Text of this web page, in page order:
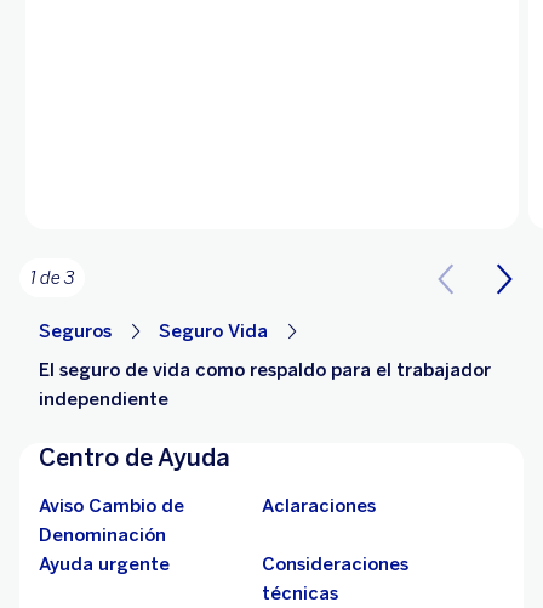
1 de 3
Seguros
Seguro Vida
El seguro de vida como respaldo para el trabajador
independiente
Centro de Ayuda
Aviso Cambio de
Denominación
Aclaraciones
Ayuda urgente
Consideraciones
técnicas